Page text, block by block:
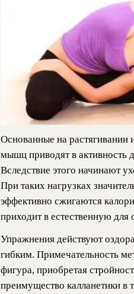
Основанные на растягивании
мышц приводят в активность
Вследствие этого начинают
При таких нагрузках
эффективно сжигаются
приходит в естественную для
Упражнения действуют
гибким. Примечательность
фигура, приобретая
преимущество калланетики в